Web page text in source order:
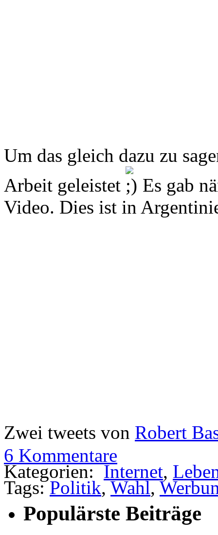
Um das gleich dazu zu
Arbeit geleistet
Es gab
Video. Dies ist in
Zwei tweets von Robert
6 Kommentare
Kategorien:Internet,
Tags:Politik,Wahl,
Populärste Beiträge